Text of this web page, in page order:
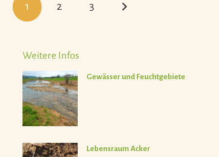
1 2 3
Weitere Infos
Gewässer und Feuchtgebiete
Lebensraum Acker